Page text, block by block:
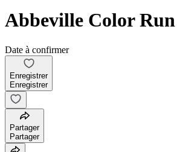
Abbeville Color Run
Date à confirmer
Enregistrer
Enregistrer
Partager
Partager